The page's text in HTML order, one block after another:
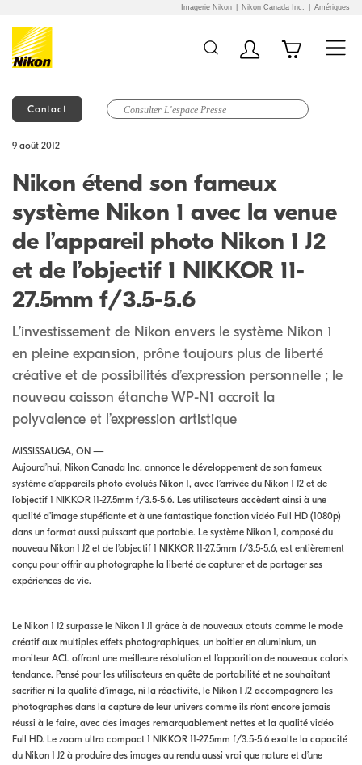
Imagerie Nikon Nikon Canada Inc. Amériques
Contact
9 août 2012
Nikon étend son fameux
système Nikon 1 avec la venue
de l’appareil photo Nikon 1 J2
et de l’objectif 1 NIKKOR 11-
27.5mm f/3.5-5.6
L’investissement de Nikon envers le système Nikon 1
en pleine expansion, prône toujours plus de liberté
créative et de possibilités d’expression personnelle ; le
nouveau caisson étanche WP-N1 accroit la
polyvalence et l’expression artistique
MISSISSAUGA, ON —
Aujourd’hui, Nikon Canada Inc. annonce le développement de son fameux
système d’appareils photo évolués Nikon 1, avec l’arrivée du Nikon 1 J2 et de
l’objectif 1 NIKKOR 11-27.5mm f/3.5-5.6. Les utilisateurs accèdent ainsi à une
qualité d’image stupéfiante et à une fantastique fonction vidéo Full HD (1080p)
dans un format aussi puissant que portable. Le système Nikon 1, composé du
nouveau Nikon 1 J2 et de l’objectif 1 NIKKOR 11-27.5mm f/3.5-5.6, est entièrement
conçu pour offrir au photographe la liberté de capturer et de partager ses
expériences de vie.
Le Nikon 1 J2 surpasse le Nikon 1 J1 grâce à de nouveaux atouts comme le mode
créatif aux multiples effets photographiques, un boitier en aluminium, un
moniteur ACL offrant une meilleure résolution et l’apparition de nouveaux coloris
tendance. Pensé pour les utilisateurs en quête de portabilité et ne souhaitant
sacrifier ni la qualité d’image, ni la réactivité, le Nikon 1 J2 accompagnera les
photographes dans la capture de leur univers comme ils n’ont encore jamais
réussi à le faire, avec des images remarquablement nettes et la qualité vidéo
Full HD. Le zoom ultra compact 1 NIKKOR 11-27.5mm f/3.5-5.6 exalte la capacité
du Nikon 1 J2 à produire des images au rendu aussi vrai que nature et d’une